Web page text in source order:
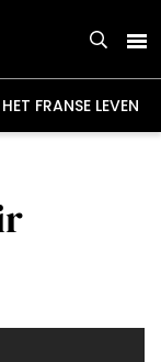
HET FRANSE LEVEN